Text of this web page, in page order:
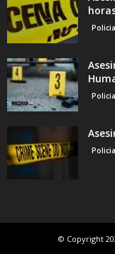
© Copyright